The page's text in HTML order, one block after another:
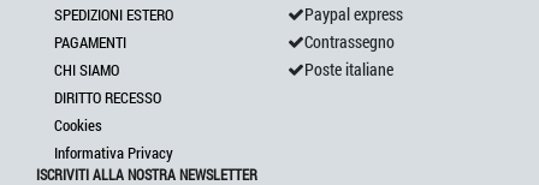
SPEDIZIONI ESTERO
PAGAMENTI
CHI SIAMO
DIRITTO RECESSO
Cookies
Informativa Privacy
Paypal express
Contrassegno
Poste italiane
ISCRIVITI ALLA NOSTRA NEWSLETTER